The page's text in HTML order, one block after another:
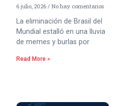
6 julio, 2026 No hay comentarios
La eliminación de Brasil del
Mundial estalló en una lluvia
de memes y burlas por
Read More »